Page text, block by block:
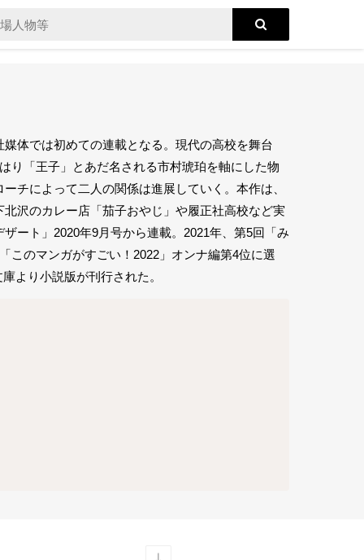
体では初めての連載となる。現代の高校を舞台
り「王子」とあだ名される市村琥珀を軸にした物
チによって二人の関係は進展していく。本作は、
沢のカレー店「茄子おやじ」や履正社高校など実
ート」2020年9月号から連載。2021年、第5回「み
このマンガがすごい！2022」オンナ編第4位に選
より小説版が刊行された。